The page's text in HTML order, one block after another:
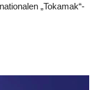
„Tokamak“-